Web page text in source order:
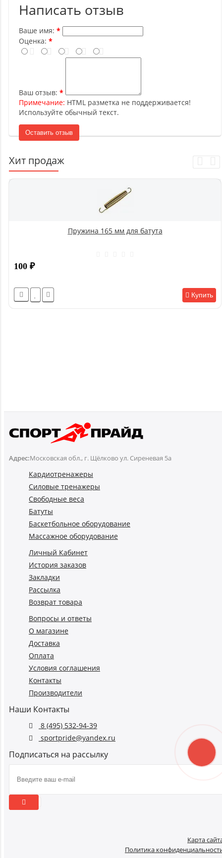
Написать отзыв
Ваше имя:
Оценка:
Ваш отзыв:
Примечание: HTML разметка не поддерживается!
Используйте обычный текст.
Оставить отзыв
Хит продаж
Пружина 165 мм для батута
100 ₽
Купить
Адрес:Московская обл., г. Щёлково ул. Сиреневая 5а
Кардиотренажеры
Силовые тренажеры
Свободные веса
Батуты
Баскетбольное оборудование
Массажное оборудование
Личный Кабинет
История заказов
Закладки
Рассылка
Возврат товара
Вопросы и ответы
О магазине
Доставка
Оплата
Условия соглашения
Контакты
Производители
Наши Контакты
8 (495) 532-94-39
sportpride@yandex.ru
Подписаться на рассылку
Карта
Политика